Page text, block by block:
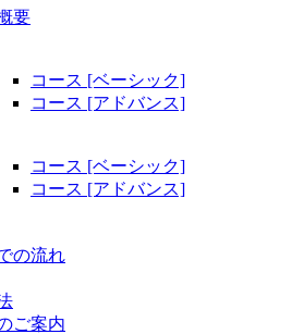
要
コース [ベーシック]
コース [アドバンス]
コース [ベーシック]
コース [アドバンス]
の流れ
ご案内